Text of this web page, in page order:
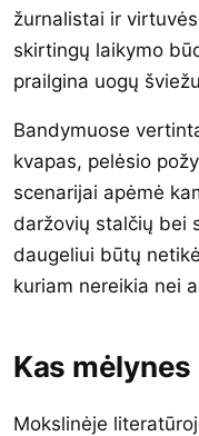
žurnalistai ir
skirtingų laikymo
prailgina uogų
Bandymuose
kvapas, pelėsio
scenarijai apėmė
daržovių stalčių bei
daugeliui būtų
kuriam nereikia nei
Kas
Mokslinėje